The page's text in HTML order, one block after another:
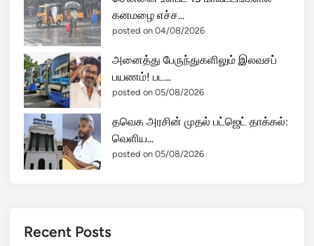
கனமழை எச்ச...
posted on 04/08/2026
அனைத்து பேருந்துகளிலும் இலவசப்
பயணம்! பட...
posted on 05/08/2026
தவெக அரசின் முதல் பட்ஜெட் தாக்கல்:
வெளிய...
posted on 05/08/2026
Recent Posts